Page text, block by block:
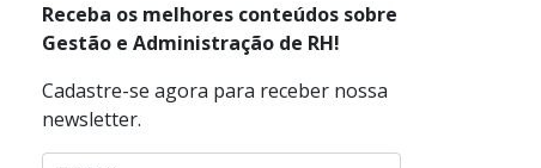
Receba os melhores conteúdos sobre
Gestão e Administração de RH!
Cadastre-se agora para receber nossa
newsletter.